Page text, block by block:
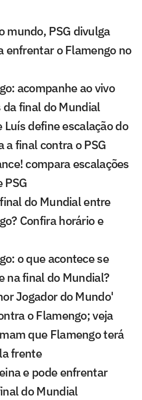
mundo, PSG divulga
enfrentar o Flamengo no
acompanhe ao vivo
final do Mundial
define escalação do
a final contra o PSG
compara escalações
PSG
do Mundial entre
Confira horário e
o que acontece se
na final do Mundial?
Jogador do Mundo'
o Flamengo; veja
que Flamengo terá
frente
e pode enfrentar
do Mundial